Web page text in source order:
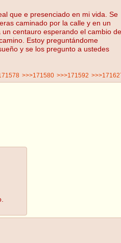
que e presenciado en mi vida. Se
caminado por la calle y en un
centauro esperando el cambio de
Estoy preguntándome
y se los pregunto a ustedes
>>>171580 >>>171592